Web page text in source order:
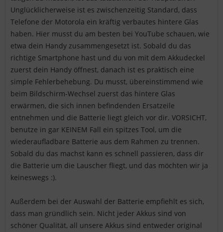
Unglücklicherweise ist es zwischenzeitig Standard, dass
Telefone der Motorola ein kräftig verbautes hintere Glas
haben. Hier musst du am besten bei YouTube schauen, wie
etwa dein Handy zusammengesetzt ist. Sobald du das
richtige Smartphone hast und du von mit dem Akkudeckel
zuerst dein Handy öffnest, danach ist es praktisch eine
simple Fehlerbehebung. Du musst, übereinstimmend wie
beim Bildschirm-Wechsel zuerst das hintere Glas
erwärmen, die sich innen befindenden Ersatzeile
entnehmen und die Batterie liegt gleich vor dir. VORSICHT,
benutze in gar KEINEM Fall ein spitzes Tool, um die
wiederaufladbare Batterie aus dem Rahmen zu trennen.
Sobald du das machst kann es schnell passieren, dass dir
die Batterie um die Lauscher fliegt, und das möchten wir ja
keineswegs :).
Außerdem bei der Auswahl der Batterie empfiehlt es sich,
dass man gründlich sein. Nicht jeder Akkus sind von
schöner Qualität, all unsere Akkus sind entweder original